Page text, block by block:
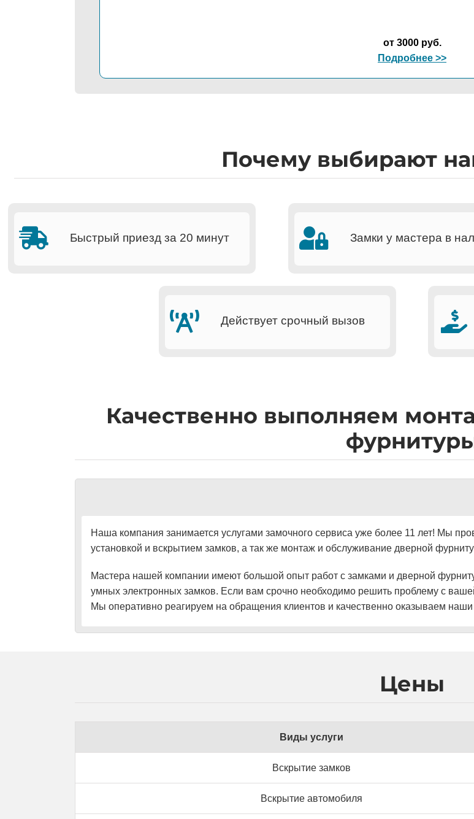
от 3000 руб.
Подробнее >>
Почему выбирают
Быстрый приезд за 20 минут Замки у мастера в
Действует срочный вызов
Качественно выполняем
Наша компания занимается услугами замочного сервиса уже более 11 лет! Мы
установкой и вскрытием замков, а так же монтаж и обслуживание дверной
Мастера нашей компании имеют большой опыт работ с замками и дверной
умных электронных замков. Если вам срочно необходимо решить проблему с
Мы оперативно реагируем на обращения клиентов и качественно оказываем наши
Цены
Виды услуги
Вскрытие замков
Вскрытие автомобиля